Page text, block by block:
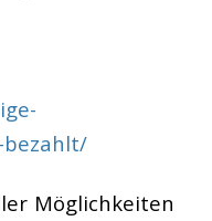
Möglichkeiten